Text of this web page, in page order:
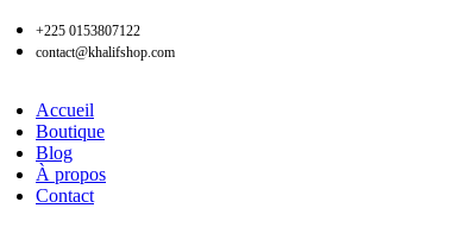
+225 0153807122
contact@khalifshop.com
Accueil
Boutique
Blog
À propos
Contact
Tables
Chaise traiteaux
Retour aux produits
Balance de précision en acier inoxydable et étanche
-25%